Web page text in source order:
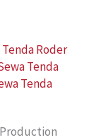
Tenda Roder
Tenda
Tenda